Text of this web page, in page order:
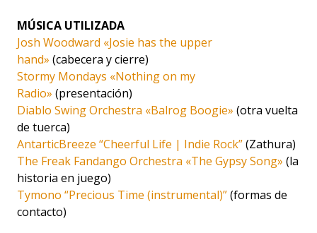
MÚSICA UTILIZADA
Josh Woodward «Josie has the upper
hand» (cabecera y cierre)
Stormy Mondays «Nothing on my
Radio» (presentación)
Diablo Swing Orchestra «Balrog Boogie» (otra vuelta
de tuerca)
AntarticBreeze “Cheerful Life | Indie Rock”(Zathura)
The Freak Fandango Orchestra «The Gypsy Song» (la
historia en juego)
Tymono “Precious Time (instrumental)”(formas de
contacto)